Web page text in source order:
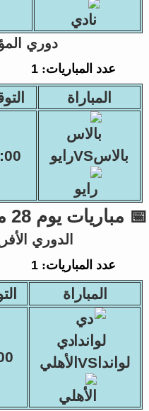
دوري
عدد المباريات:1
المباراة
بالاسVSرايو
📅 مباريات يوم 28 مايو 2026
الدوري
عدد المباريات:1
المباراة
دي
لوانداVSالأهلي